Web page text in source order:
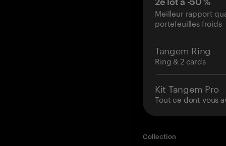
Meilleur rapport
portefeuilles froids
Tangem Ring
Ring & 2 cards
Kit Tangem Pro
Tout ce dont vous
Collection